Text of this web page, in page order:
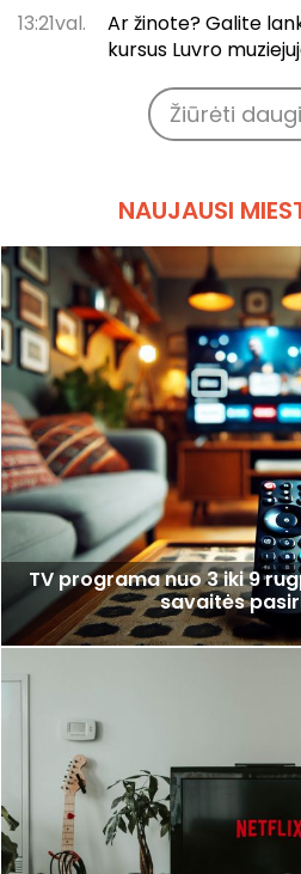
13:21val.
Ar žinote? Galite
kursus Luvro
Žiūrėti
NAUJAUSI
TV programa nuo 3 iki 9
savaitės